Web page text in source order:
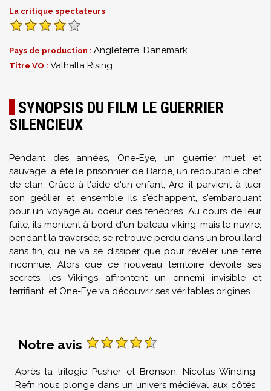
La critique spectateurs
Pays de production : Angleterre, Danemark
Titre VO : Valhalla Rising
SYNOPSIS DU FILM LE GUERRIER
SILENCIEUX
Pendant des années, One-Eye, un guerrier muet et
sauvage, a été le prisonnier de Barde, un redoutable chef
de clan. Grâce à l'aide d'un enfant, Are, il parvient à tuer
son geôlier et ensemble ils s'échappent, s'embarquant
pour un voyage au coeur des ténèbres. Au cours de leur
fuite, ils montent à bord d'un bateau viking, mais le navire,
pendant la traversée, se retrouve perdu dans un brouillard
sans fin, qui ne va se dissiper que pour révéler une terre
inconnue. Alors que ce nouveau territoire dévoile ses
secrets, les Vikings affrontent un ennemi invisible et
terrifiant, et One-Eye va découvrir ses véritables origines...
Notre avis
Après la trilogie Pusher et Bronson, Nicolas Winding
Refn nous plonge dans un univers médiéval aux côtés